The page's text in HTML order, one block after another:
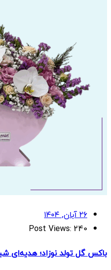
۲۶ آبان, ۱۴۰۴
Post Views: 240
باکس گل تولد نوزاد؛ هدیه‌ای